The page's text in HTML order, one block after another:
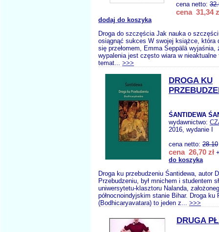
cena netto:
cena 31,34
dodaj do koszyka
Droga do szczęścia Jak nauka o
osiągnąć sukces W swojej książce, która
się przełomem, Emma Seppälä wyjaśnia,
wypalenia jest często wiara w nieaktualne
temat... >>>
DROGA KU
ŚANTIDEWA
wydawnictwo:
2016, wydanie I
cena netto: 28.10
cena 26,70 zł
do koszyka
Droga ku przebudzeniu Śantidewa, autor
Przebudzeniu, był mnichem i studentem
uniwersytetu-klasztoru Nalanda,
północnoindyjskim stanie Bihar. Droga ku
(Bodhicaryavatara) to jeden z... >>>
DRUGA